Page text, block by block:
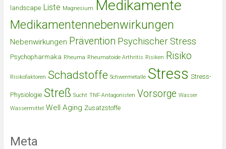
landscape Liste Magnesium Medikamente
Medikamentennebenwirkungen
Nebenwirkungen Prävention Psychischer Stress
Psychopharmaka Rheuma Rheumatoide Arthritis Risiken Risiko
Risikofaktoren Schadstoffe Schwermetalle Stress Stress-
Physiologie Streß Sucht TNF-Antagonisten Vorsorge Wasser
Wassermittel Well Aging Zusatzstoffe
Meta